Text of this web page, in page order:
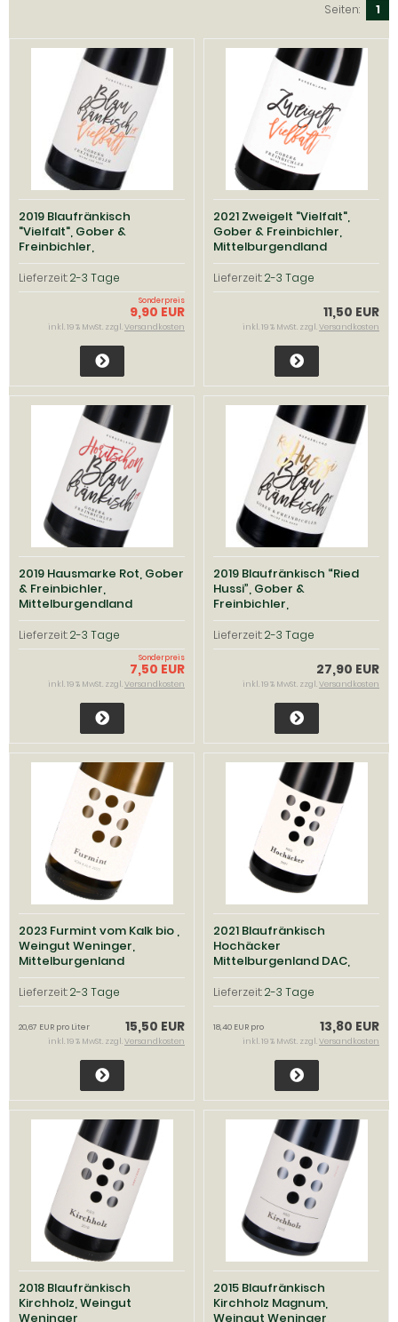
Seiten: 1
2019 Blaufränkisch
"Vielfalt", Gober &
Freinbichler,
Mittelburgendland
Lieferzeit:2-3 Tage
Sonderpreis
9,90 EUR
inkl. 19 % MwSt. zzgl.Versandkosten
2021 Zweigelt "Vielfalt",
Gober & Freinbichler,
Mittelburgendland
Lieferzeit:2-3 Tage
11,50 EUR
inkl. 19 % MwSt. zzgl.Versandkosten
2019 Hausmarke Rot, Gober
& Freinbichler,
Mittelburgendland
Lieferzeit:2-3 Tage
Sonderpreis
7,50 EUR
inkl. 19 % MwSt. zzgl.Versandkosten
2019 Blaufränkisch “Ried
Hussi”, Gober &
Freinbichler,
Mittelburgendland
Lieferzeit:2-3 Tage
27,90 EUR
inkl. 19 % MwSt. zzgl.Versandkosten
2023 Furmint vom Kalk bio ,
Weingut Weninger,
Mittelburgenland
Lieferzeit:2-3 Tage
15,50 EUR
20,67 EUR pro Liter
inkl. 19 % MwSt. zzgl.Versandkosten
2021 Blaufränkisch
Hochäcker
Mittelburgenland DAC,
Weingut Weninger,
Mittelburgenland
Lieferzeit:2-3 Tage
13,80 EUR
18,40 EUR pro
inkl. 19 % MwSt. zzgl.Versandkosten
2018 Blaufränkisch
Kirchholz, Weingut
Weninger,
2015 Blaufränkisch
Kirchholz Magnum,
Weingut Weninger,